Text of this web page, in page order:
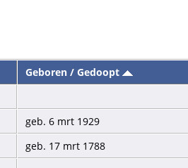
Geboren / Gedoopt
geb. 6 mrt 1929
geb. 17 mrt 1788